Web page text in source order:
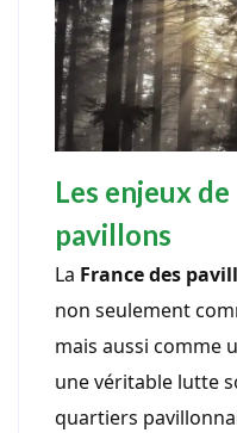
Les enjeux
pavillons
La France des
non seulement
mais aussi comme
une véritable lutte
quartiers